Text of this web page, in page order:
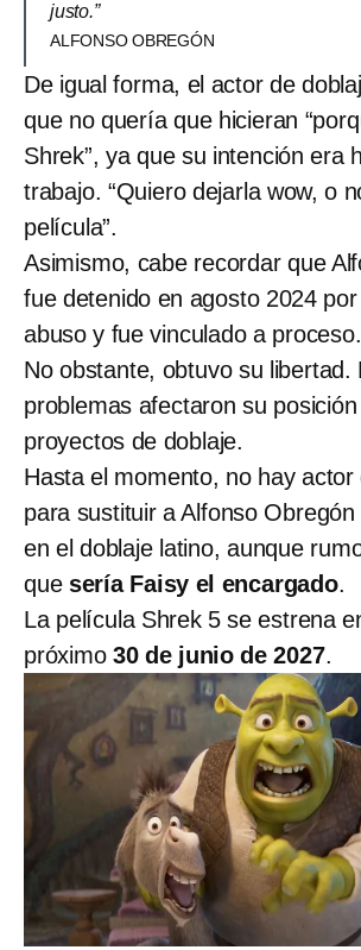
justo.”
ALFONSO OBREGÓN
De igual forma, el actor de
que no quería que hicieran
Shrek”, ya que su intención era
trabajo. “Quiero dejarla wow, o
película”.
Asimismo, cabe recordar que
fue detenido en agosto 2024
abuso y fue vinculado a proceso.
No obstante, obtuvo su libertad.
problemas afectaron su
proyectos de doblaje.
Hasta el momento, no hay
para sustituir a Alfonso
en el doblaje latino, aunque
que sería Faisy el encargado.
La película Shrek 5 se estrena
próximo 30 de junio de 2027.